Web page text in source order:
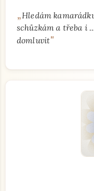
„Hledám
schůzkám a třeba i
domluvit"